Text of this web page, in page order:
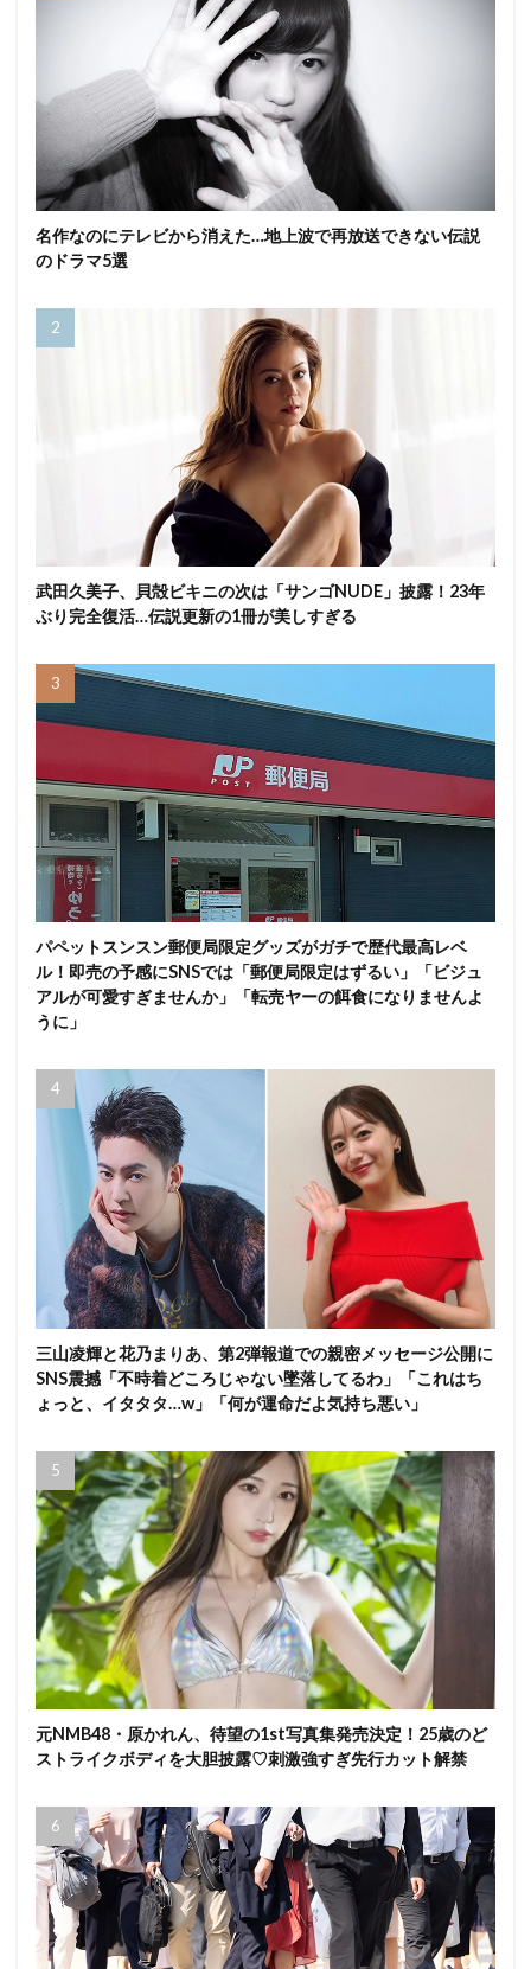
名作なのにテレビから消えた…地上波で再放送できない伝説
のドラマ5選
武田久美子、貝殻ビキニの次は「サンゴNUDE」披露！23年
ぶり完全復活…伝説更新の1冊が美しすぎる
パペットスンスン郵便局限定グッズがガチで歴代最高レベ
ル！即売の予感にSNSでは「郵便局限定はずるい」「ビジュ
アルが可愛すぎませんか」「転売ヤーの餌食になりませんよ
うに」
三山凌輝と花乃まりあ、第2弾報道での親密メッセージ公開に
SNS震撼「不時着どころじゃない墜落してるわ」「これはち
ょっと、イタタタ…w」「何が運命だよ気持ち悪い」
元NMB48・原かれん、待望の1st写真集発売決定！25歳のど
ストライクボディを大胆披露♡刺激強すぎ先行カット解禁